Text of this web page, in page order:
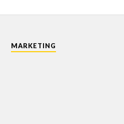
MARKETING